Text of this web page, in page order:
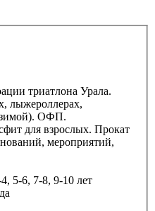
триатлона Урала.
лыжероллерах,
ОФП.
для взрослых. Прокат
мероприятий,
5-6, 7-8, 9-10 лет